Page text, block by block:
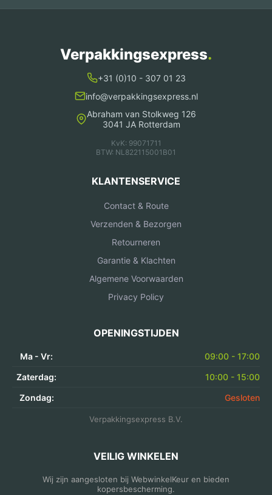
Verpakkingsexpress.
+31 (0)10 - 307 01 23
info@verpakkingsexpress.nl
Abraham van Stolkweg 126
3041 JA Rotterdam
KvK: 99071711
BTW: NL822115001B01
KLANTENSERVICE
Contact & Route
Verzenden & Bezorgen
Retourneren
Garantie & Klachten
Algemene Voorwaarden
Privacy Policy
OPENINGSTIJDEN
Ma - Vr:
09:00 - 17:00
Zaterdag:
10:00 - 15:00
Zondag:
Gesloten
Verpakkingsexpress B.V.
VEILIG WINKELEN
Wij zijn aangesloten bij WebwinkelKeur en bieden
kopersbescherming.